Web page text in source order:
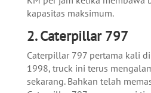
kapasitas maksimum.
2. Caterpillar 797
Caterpillar 797 pertama kali
1998, truck ini terus
sekarang. Bahkan telah